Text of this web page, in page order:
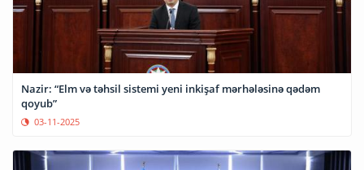
Nazir: “Elm və təhsil sistemi yeni inkişaf mərhələsinə qədəm
qoyub”
03-11-2025